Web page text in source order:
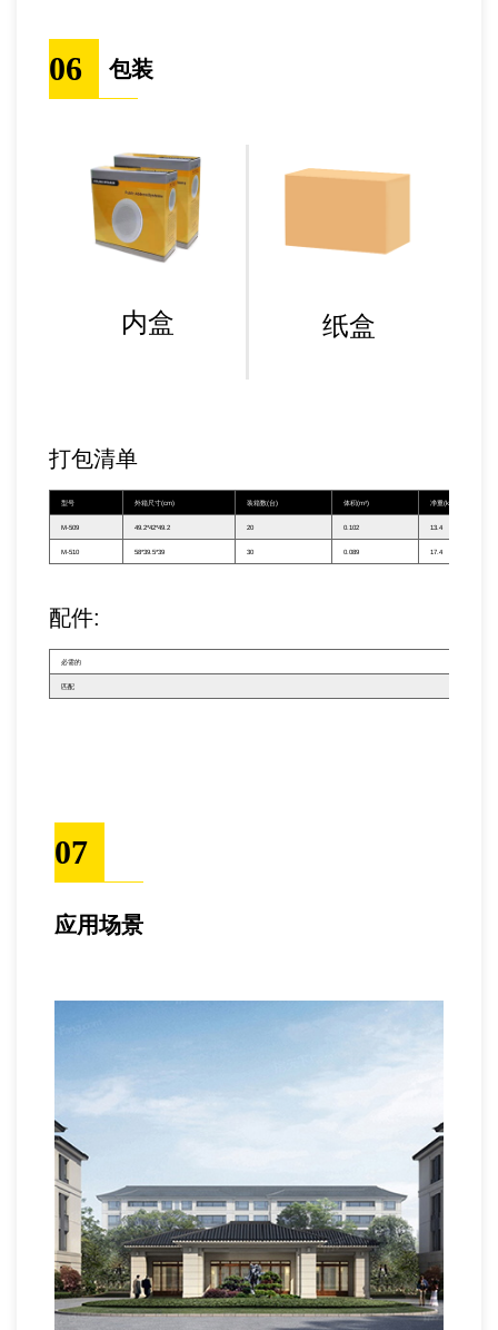
06 包装
内盒 纸盒
打包清单
型号 外箱尺寸(cm) 装箱数(台) 体积(m³) 净重(kg)
M-509 49.2*42*49.2 20 0.102 13.4
M-510 58*39.5*39 30 0.089 17.4
配件:
必需的
匹配
07
应用场景